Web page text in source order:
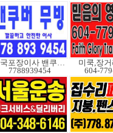
한국포장이사 밴쿠버무빙
7788939454
미쿡,장
604-